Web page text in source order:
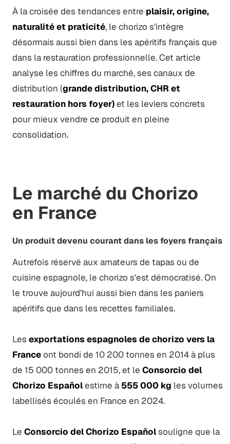
À la croisée des tendances entre plaisir, origine,
naturalité et praticité, le chorizo s’intègre
désormais aussi bien dans les apéritifs français que
dans la restauration professionnelle. Cet article
analyse les chiffres du marché, ses canaux de
distribution (grande distribution, CHR et
restauration hors foyer)et les leviers concrets
pour mieux vendre ce produit en pleine
consolidation.
Le marché du Chorizo
en France
Un produit devenu courant dans les foyers français
Autrefois réservé aux amateurs de tapas ou de
cuisine espagnole, le chorizo s’est démocratisé. On
le trouve aujourd’hui aussi bien dans les paniers
apéritifs que dans les recettes familiales.
Lesexportations espagnoles de chorizo vers la
Franceont bondi de 10 200 tonnes en 2014 à plus
de 15 000 tonnes en 2015, et le Consorcio del
Chorizo Españolestime à 555 000 kg les volumes
labellisés écoulés en France en 2024.
Le Consorcio del Chorizo Españolsouligne que la